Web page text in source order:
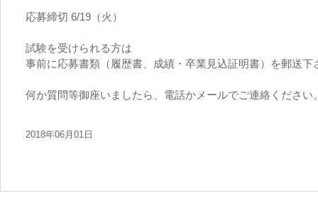
応募締切 6/19（火）
試験を受けられる方は
事前に応募書類（履歴書、成績・卒業見込証明書）を郵送下
何か質問等御座いましたら、電話かメールでご連絡ください。
2018年06月01日